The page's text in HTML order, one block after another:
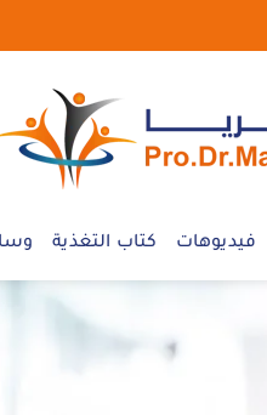
فيديوهات كتاب التغذية